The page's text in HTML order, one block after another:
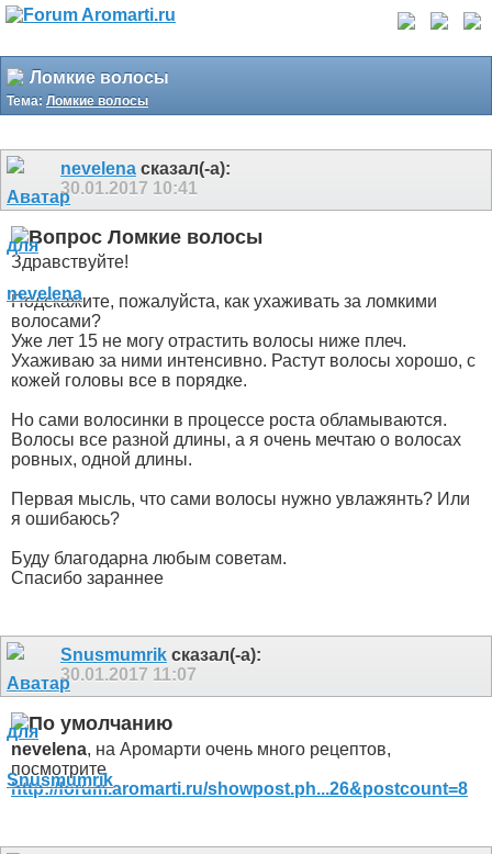
Ломкие волосы
Тема: Ломкие волосы
nevelena сказал(-а):
30.01.2017 10:41
Ломкие волосы
Здравствуйте!
Подскажите, пожалуйста, как ухаживать за ломкими
волосами?
Уже лет 15 не могу отрастить волосы ниже плеч.
Ухаживаю за ними интенсивно. Растут волосы хорошо, с
кожей головы все в порядке.
Но сами волосинки в процессе роста обламываются.
Волосы все разной длины, а я очень мечтаю о волосах
ровных, одной длины.
Первая мысль, что сами волосы нужно увлажянть? Или
я ошибаюсь?
Буду благодарна любым советам.
Спасибо зараннее
Snusmumrik сказал(-а):
30.01.2017 11:07
nevelena, на Аромарти очень много рецептов,
посмотрите
http://forum.aromarti.ru/showpost.ph...26&postcount=8